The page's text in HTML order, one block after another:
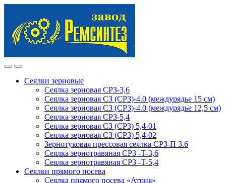
navigation
content
Сеялки зерновые
Сеялка зерновая СРЗ-3,6
Сеялка зерновая СЗ (СРЗ)-4.0 (междурядье 15 см)
Сеялка зерновая СЗ (СРЗ)-4.0 (междурядье 12,5 см)
Сеялка зерновая СРЗ-5,4
Сеялка зерновая СЗ (СРЗ) 5,4-01
Сеялка зерновая СЗ (СРЗ) 5,4-02
Зернотуковая прессовая сеялка СРЗ-П 3.6
Сеялка зернотравяная СРЗ -Т-3,6
Сеялка зернотравяная СРЗ -Т-5,4
Сеялки прямого посева
Сеялка прямого посева «Атрия»